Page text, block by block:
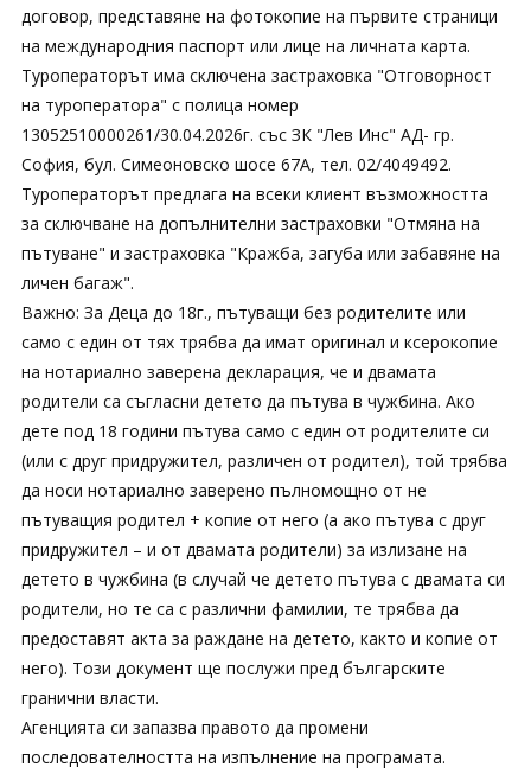
договор, представяне на фотокопие на първите страници
на международния паспорт или лице на личната карта.
Туроператорът има сключена застраховка "Отговорност
на туроператора" с полица номер
13052510000261/30.04.2026г. със ЗК "Лев Инс" АД- гр.
София, бул. Симеоновско шосе 67А, тел. 02/4049492.
Туроператорът предлага на всеки клиент възможността
за сключване на допълнителни застраховки "Отмяна на
пътуване" и застраховка "Кражба, загуба или забавяне на
личен багаж".
Важно: За Деца до 18г., пътуващи без родителите или
само с един от тях трябва да имат оригинал и ксерокопие
на нотариално заверена декларация, че и двамата
родители са съгласни детето да пътува в чужбина. Ако
дете под 18 години пътува само с един от родителите си
(или с друг придружител, различен от родител), той трябва
да носи нотариално заверено пълномощно от не
пътуващия родител + копие от него (а ако пътува с друг
придружител – и от двамата родители) за излизане на
детето в чужбина (в случай че детето пътува с двамата си
родители, но те са с различни фамилии, те трябва да
предоставят акта за раждане на детето, както и копие от
него). Този документ ще послужи пред българските
гранични власти.
Агенцията си запазва правото да промени
последователността на изпълнение на програмата.